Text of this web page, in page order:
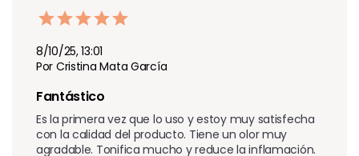
8/10/25, 13:01
Por Cristina Mata García
Fantástico
Es la primera vez que lo uso y estoy muy satisfecha
con la calidad del producto. Tiene un olor muy
agradable. Tonifica mucho y reduce la inflamación.